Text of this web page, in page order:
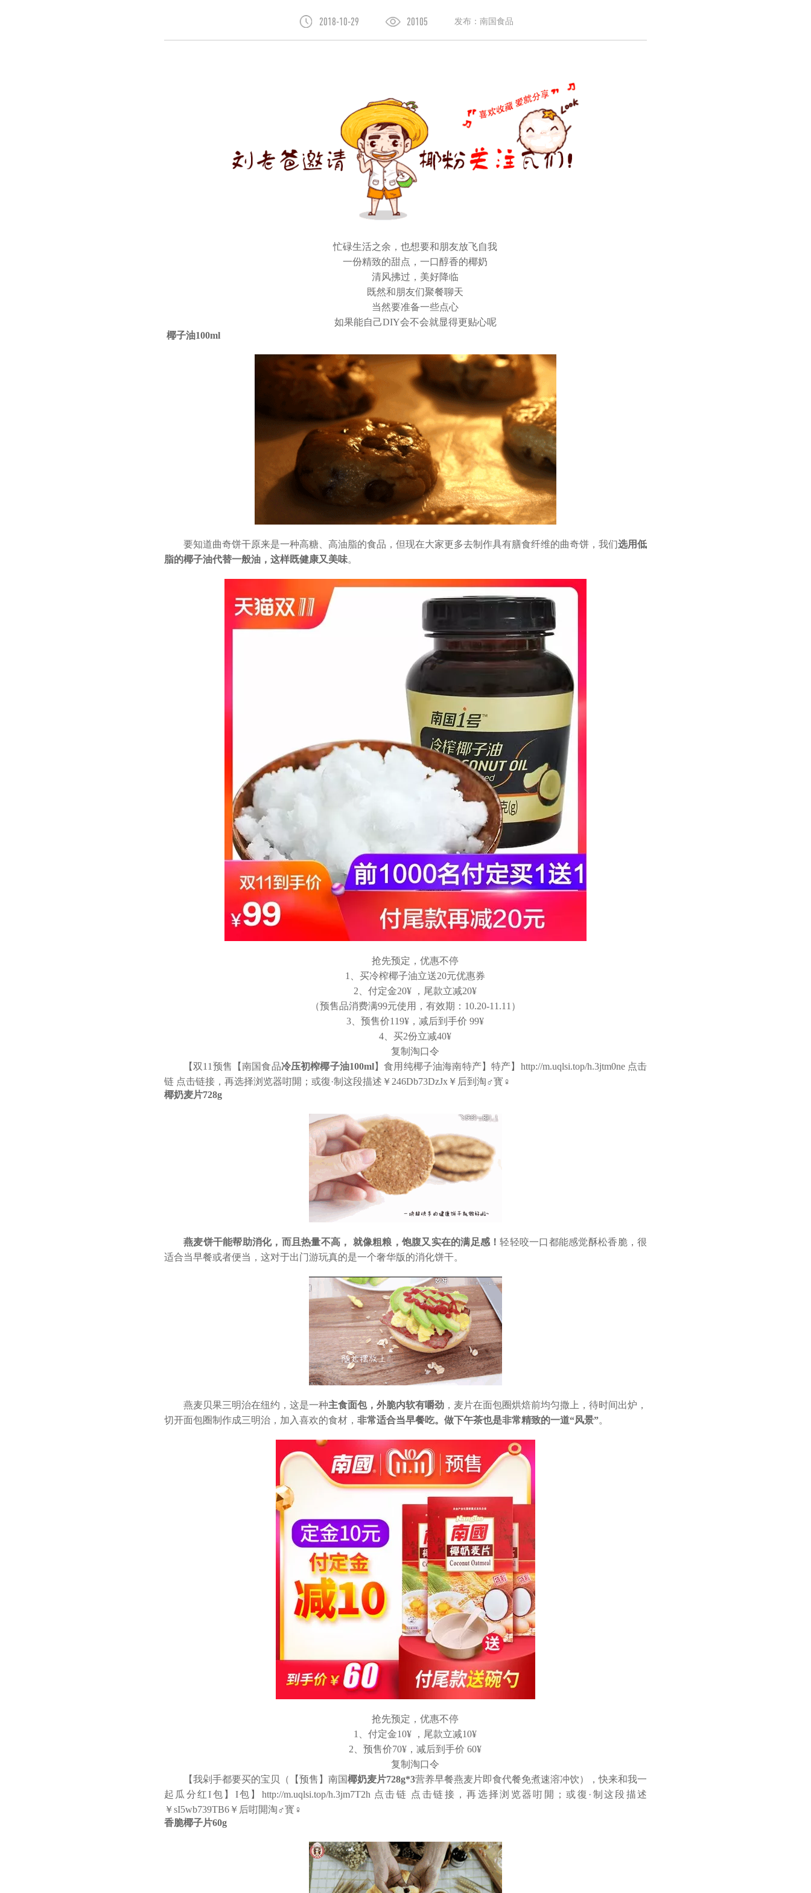
2018-10-29 20105 发布：南国食品
忙碌生活之余，也想要和朋友放飞自我
一份精致的甜点，一口醇香的椰奶
清风拂过，美好降临
既然和朋友们聚餐聊天
当然要准备一些点心
如果能自己DIY会不会就显得更贴心呢
椰子油100ml
要知道曲奇饼干原来是一种高糖、高油脂的食品，但现在大家更多去制作具有膳食纤维的曲奇饼，我们选用低
脂的椰子油代替一般油，这样既健康又美味。
抢先预定，优惠不停
1、买冷榨椰子油立送20元优惠券
2、付定金20¥ ，尾款立减20¥
（预售品消费满99元使用，有效期：10.20-11.11）
3、预售价119¥，减后到手价 99¥
4、买2份立减40¥
复制淘口令
【双11预售【南国食品冷压初榨椰子油100ml】食用纯椰子油海南特产】特产】http://m.uqlsi.top/h.3jtm0ne 点击
链 点击链接，再选择浏览器咑閞；或復·制这段描述￥246Db73DzJx￥后到淘♂寳♀
椰奶麦片728g
燕麦饼干能帮助消化，而且热量不高， 就像粗粮，饱腹又实在的满足感！轻轻咬一口都能感觉酥松香脆，很
适合当早餐或者便当，这对于出门游玩真的是一个奢华版的消化饼干。
燕麦贝果三明治在纽约，这是一种主食面包，外脆内软有嚼劲 ，麦片在面包圈烘焙前均匀撒上，待时间出炉，
切开面包圈制作成三明治，加入喜欢的食材， 非常适合当早餐吃。做下午茶也是非常精致的一道“风景”。
抢先预定，优惠不停
1、付定金10¥ ，尾款立减10¥
2、预售价70¥，减后到手价 60¥
复制淘口令
【我剁手都要买的宝贝（【预售】南国椰奶麦片728g*3营养早餐燕麦片即食代餐免煮速溶冲饮），快来和我一
起瓜分红I包】I包】http://m.uqlsi.top/h.3jm7T2h 点击链 点击链接，再选择浏览器咑閞；或復·制这段描述
￥sI5wb739TB6￥后咑閞淘♂寳♀
香脆椰子片60g